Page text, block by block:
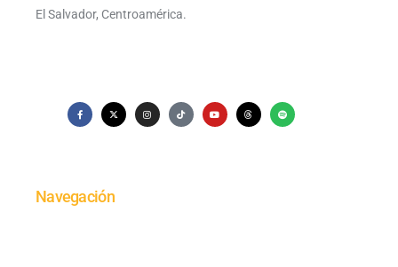
El Salvador, Centroamérica.
Navegación